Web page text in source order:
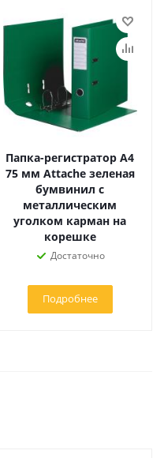
Папка-регистратор А4
75 мм Attache зеленая
бумвинил с
металлическим
уголком карман на
корешке
Достаточно
Подробнее